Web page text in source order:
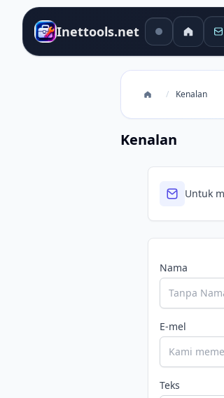
Inettools.net
/ Kenalan
Kenalan
Untuk
Nama
E-mel
Teks